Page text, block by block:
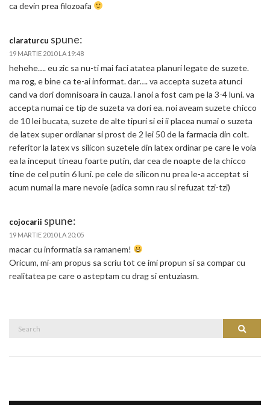
ca devin prea filozoafa
claraturcu spune:
19 MARTIE 2010 LA 19:48
hehehe…. eu zic sa nu-ti mai faci atatea planuri legate de suzete.
ma rog, e bine ca te-ai informat. dar…. va accepta suzeta atunci
cand va dori domnisoara in cauza. l anoi a fost cam pe la 3-4 luni. va
accepta numai ce tip de suzeta va dori ea. noi aveam suzete chicco
de 10 lei bucata, suzete de alte tipuri si ei ii placea numai o suzeta
de latex super ordianar si prost de 2 lei 50 de la farmacia din colt.
referitor la latex vs silicon suzetele din latex ordinar pe care le voia
ea la inceput tineau foarte putin, dar cea de noapte de la chicco
tine de cel putin 6 luni. pe cele de silicon nu prea le-a acceptat si
acum numai la mare nevoie (adica somn rau si refuzat tzi-tzi)
cojocarii spune:
19 MARTIE 2010 LA 20:05
macar cu informatia sa ramanem!
Oricum, mi-am propus sa scriu tot ce imi propun si sa compar cu
realitatea pe care o asteptam cu drag si entuziasm.
Search